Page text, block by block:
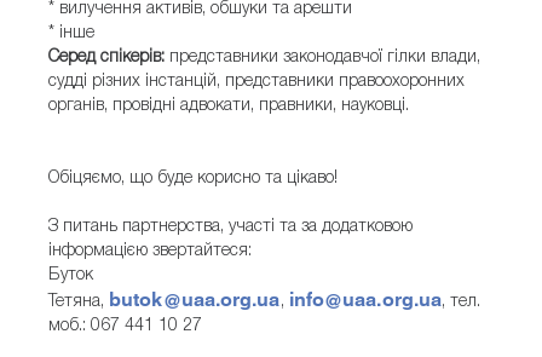
* вилучення активів, обшуки та арешти
* інше
Серед спікерів: представники законодавчої гілки влади,
судді різних інстанцій, представники правоохоронних
органів, провідні адвокати, правники, науковці.
Обіцяємо, що буде корисно та цікаво!
З питань партнерства, участі та за додатковою
інформацією звертайтеся:
Буток
Тетяна, butok@uaa.org.ua, info@uaa.org.ua, тел.
моб.: 067 441 10 27